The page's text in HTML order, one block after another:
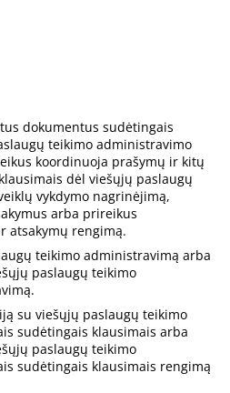
dokumentus sudėtingais
teikimo administravimo
koordinuoja prašymų ir kitų
dėl viešųjų paslaugų
vykdymo nagrinėjimą,
arba prireikus
atsakymų rengimą.
teikimo administravimą arba
paslaugų teikimo
su viešųjų paslaugų teikimo
sudėtingais klausimais arba
paslaugų teikimo
sudėtingais klausimais rengimą